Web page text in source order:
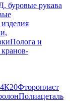
буровые рукава
Полога и
Фторопласт
Полиацеталь